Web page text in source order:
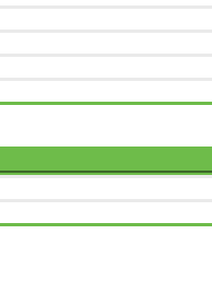
Menu